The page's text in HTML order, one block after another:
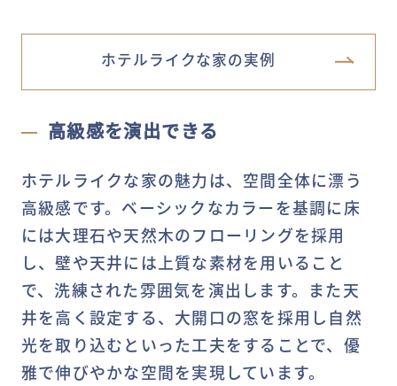
ホテルライクな家の実例
高級感を演出できる
ホテルライクな家の魅力は、空間全体に漂う
高級感です。ベーシックなカラーを基調に床
には大理石や天然木のフローリングを採用
し、壁や天井には上質な素材を用いること
で、洗練された雰囲気を演出します。また天
井を高く設定する、大開口の窓を採用し自然
光を取り込むといった工夫をすることで、優
雅で伸びやかな空間を実現しています。